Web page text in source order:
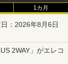
1カ月
：2026年8月6日
2WAY」がエレコ